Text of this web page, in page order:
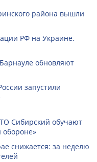
района вышли
РФ на Украине.
обновляют
запустили
Сибирский обучают
обороне»
снижается: за неделю